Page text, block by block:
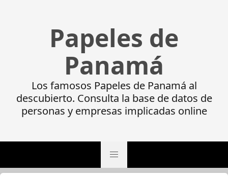
Papeles de
Panamá
Los famosos Papeles de Panamá al
descubierto. Consulta la base de datos de
personas y empresas implicadas online